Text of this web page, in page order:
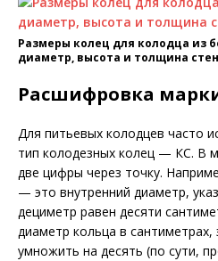
Размеры колец для колодца из
диаметр, высота и толщина
Расшифровка
Для питьевых колодцев часто
тип колодезных колец — КС. В
две цифры через точку.
— это внутренний диаметр,
дециметр равен десяти
диаметр кольца в
умножить на десять (по сути,